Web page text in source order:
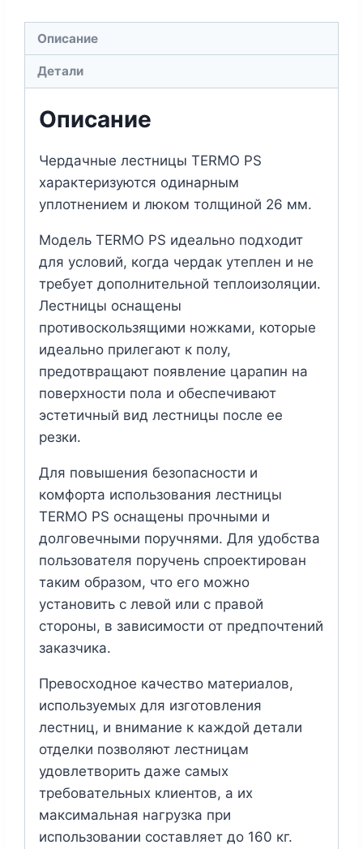
Описание
Детали
Описание
Чердачные лестницы TERMO PS
характеризуются одинарным
уплотнением и люком толщиной 26 мм.
Модель TERMO PS идеально подходит
для условий, когда чердак утеплен и не
требует дополнительной теплоизоляции.
Лестницы оснащены
противоскользящими ножками, которые
идеально прилегают к полу,
предотвращают появление царапин на
поверхности пола и обеспечивают
эстетичный вид лестницы после ее
резки.
Для повышения безопасности и
комфорта использования лестницы
TERMO PS оснащены прочными и
долговечными поручнями. Для удобства
пользователя поручень спроектирован
таким образом, что его можно
установить с левой или с правой
стороны, в зависимости от предпочтений
заказчика.
Превосходное качество материалов,
используемых для изготовления
лестниц, и внимание к каждой детали
отделки позволяют лестницам
удовлетворить даже самых
требовательных клиентов, а их
максимальная нагрузка при
использовании составляет до 160 кг.